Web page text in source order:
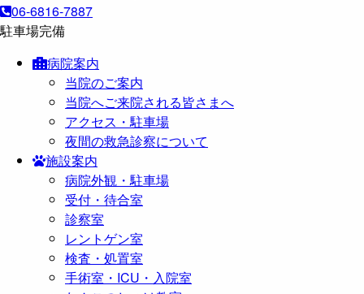
06-6816-7887
駐車場完備
病院案内
当院のご案内
当院へご来院される皆さまへ
アクセス・駐車場
夜間の救急診察について
施設案内
病院外観・駐車場
受付・待合室
診察室
レントゲン室
検査・処置室
手術室・ICU・入院室